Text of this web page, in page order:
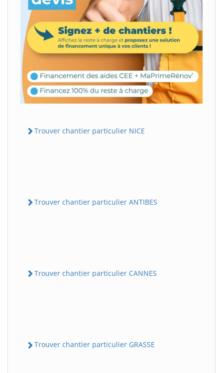
Trouver chantier particulier NICE
Trouver chantier particulier ANTIBES
Trouver chantier particulier CANNES
Trouver chantier particulier GRASSE